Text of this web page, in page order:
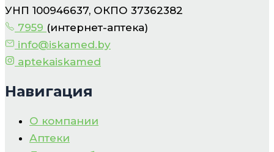
УНП 100946637, ОКПО 37362382
7959 (интернет-аптека)
info@iskamed.by
aptekaiskamed
Навигация
О компании
Аптеки